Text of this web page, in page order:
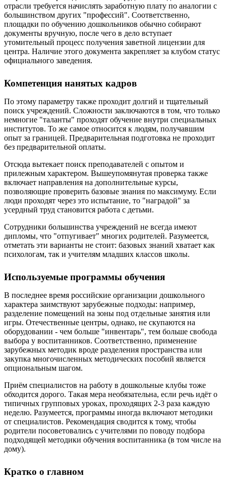
отрасли требуется начислять заработную плату по аналогии с
большинством других "профессий". Соответственно,
площадки по обучению дошкольников обычно собирают
документы вручную, после чего в дело вступает
утомительный процесс получения заветной лицензии для
центра. Наличие этого документа закрепляет за клубом статус
официального заведения.
Компетенция нанятых кадров
По этому параметру также проходит долгий и тщательный
поиск учреждений. Сложности заключаются в том, что только
немногие "таланты" проходят обучение внутри специальных
институтов. То же самое относится к людям, получавшим
опыт за границей. Предварительная подготовка не проходит
без предварительной оплаты.
Отсюда вытекает поиск преподавателей с опытом и
прилежным характером. Вышеупомянутая проверка также
включает направления на дополнительные курсы,
позволяющие проверить базовые знания по максимуму. Если
люди проходят через это испытание, то "наградой" за
усердный труд становится работа с детьми.
Сотрудники большинства учреждений не всегда имеют
дипломы, что "отпугивает" многих родителей. Разумеется,
отметать эти варианты не стоит: базовых знаний хватает как
психологам, так и учителям младших классов школы.
Используемые программы обучения
В последнее время российские организации дошкольного
характера заимствуют зарубежные подходы: например,
разделение помещений на зоны под отдельные занятия или
игры. Отечественные центры, однако, не скупаются на
оборудовании - чем больше "инвентарь", тем больше свобода
выбора у воспитанников. Соответственно, применение
зарубежных методик вроде разделения пространства или
закупка многочисленных методических пособий является
опциональным шагом.
Приём специалистов на работу в дошкольные клубы тоже
обходится дорого. Такая мера необязательна, если речь идёт о
типичных групповых уроках, проходящих 2-3 раза каждую
неделю. Разумеется, программы иногда включают методики
от специалистов. Рекомендация сводится к тому, чтобы
родители посоветовались с учителями по поводу подбора
подходящей методики обучения воспитанника (в том числе на
дому).
Кратко о главном